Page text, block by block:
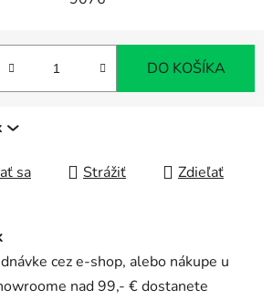
DO KOŠÍKA
sa Strážiť Zdieľať
cez e-shop, alebo nákupe u
nad 99,- € dostanete